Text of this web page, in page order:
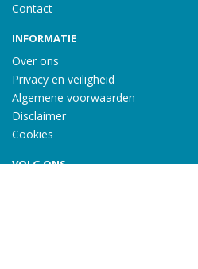
Contact
INFORMATIE
Over ons
Privacy en veiligheid
Algemene voorwaarden
Disclaimer
Cookies
VOLG ONS